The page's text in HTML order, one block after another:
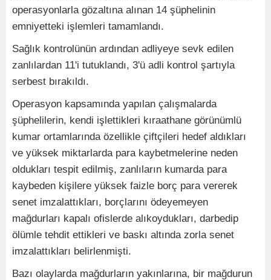
operasyonlarla gözaltına alınan 14 şüphelinin
emniyetteki işlemleri tamamlandı.
Sağlık kontrolünün ardından adliyeye sevk edilen
zanlılardan 11'i tutuklandı, 3'ü adli kontrol şartıyla
serbest bırakıldı.
Operasyon kapsamında yapılan çalışmalarda
şüphelilerin, kendi işlettikleri kıraathane görünümlü
kumar ortamlarında özellikle çiftçileri hedef aldıkları
ve yüksek miktarlarda para kaybetmelerine neden
oldukları tespit edilmiş, zanlıların kumarda para
kaybeden kişilere yüksek faizle borç para vererek
senet imzalattıkları, borçlarını ödeyemeyen
mağdurları kapalı ofislerde alıkoydukları, darbedip
ölümle tehdit ettikleri ve baskı altında zorla senet
imzalattıkları belirlenmişti.
Bazı olaylarda mağdurların yakınlarına, bir mağdurun